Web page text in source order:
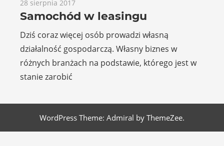
28 sierpnia 2017
Samochód w leasingu
Dziś coraz więcej osób prowadzi własną
działalność gospodarczą. Własny biznes w
różnych branżach na podstawie, którego jest w
stanie zarobić
WordPress Theme: Admiral by ThemeZee.